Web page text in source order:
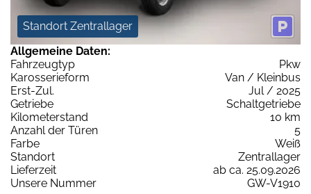
Standort Zentrallager
Allgemeine Daten:
Fahrzeugtyp
Pkw
Karosserieform
Van / Kleinbus
Erst-Zul.
Jul / 2025
Getriebe
Schaltgetriebe
Kilometerstand
10 km
Anzahl der Türen
5
Farbe
Weiß
Standort
Zentrallager
Lieferzeit
ab ca. 25.09.2026
Unsere Nummer
GW-V1910